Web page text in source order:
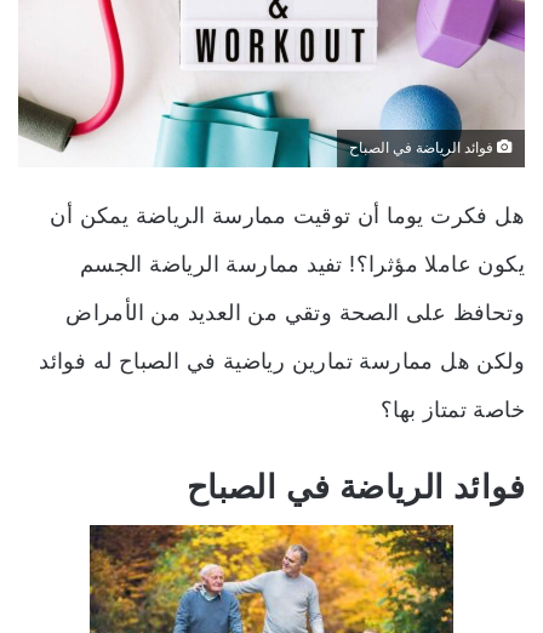
فوائد الرياضة في الصباح
هل فكرت يوما أن توقيت ممارسة الرياضة يمكن أن
يكون عاملا مؤثرا؟! تفيد ممارسة الرياضة الجسم
وتحافظ على الصحة وتقي من العديد من الأمراض
ولكن هل ممارسة تمارين رياضية في الصباح له فوائد
خاصة تمتاز بها؟
فوائد الرياضة في الصباح